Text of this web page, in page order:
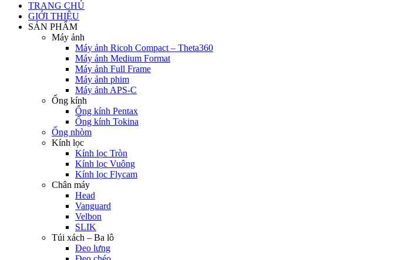
TRANG CHỦ
GIỚI THIỆU
SẢN PHẨM
Máy ảnh
Máy ảnh Ricoh Compact – Theta360
Máy ảnh Medium Format
Máy ảnh Full Frame
Máy ảnh phim
Máy ảnh APS-C
Ống kính
Ống kính Pentax
Ống kính Tokina
Ống nhòm
Kính lọc
Kính lọc Tròn
Kính lọc Vuông
Kính lọc Flycam
Chân máy
Head
Vanguard
Velbon
SLIK
Túi xách – Ba lô
Đeo lưng